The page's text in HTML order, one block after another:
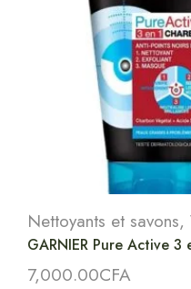
Nettoyants et savons,
GARNIER Pure Active 3
7,000.00CFA